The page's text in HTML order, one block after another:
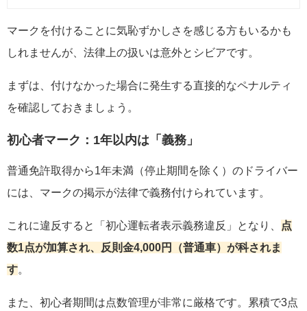
マークを付けることに気恥ずかしさを感じる方もいるかも
しれませんが、法律上の扱いは意外とシビアです。
まずは、付けなかった場合に発生する直接的なペナルティ
を確認しておきましょう。
初心者マーク：1年以内は「義務」
普通免許取得から1年未満（停止期間を除く）のドライバー
には、マークの掲示が法律で義務付けられています。
これに違反すると「初心運転者表示義務違反」となり、
点
数1点が加算され、反則金4,000円（普通車）が科されま
す。
また、初心者期間は点数管理が非常に厳格です。累積で3点